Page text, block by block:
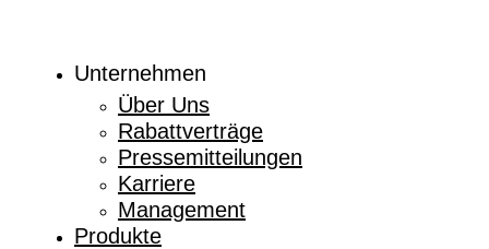
Unternehmen
Über Uns
Rabattverträge
Pressemitteilungen
Karriere
Management
Produkte